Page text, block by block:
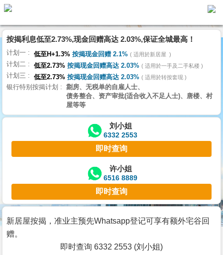
代
理
主
页
搵
楼/
交
业
主
宅
谷
按
按揭利息低至2.73%,现金回赠高达 2.03%,保证全城最高！
计划一 低至H+1.3% 按揭现金回赠 2.1% 适用於新居屋
计划二 低至2.73% 按揭现金回赠高达 2.03% 适用於一手及二手私楼
计划三 低至2.73% 按揭现金回赠高达 2.03% 适用於转按套现
银行特别按揭计划
劏房、无税单的自雇人士、
债务整合、资产审批(适合收入不足人士)、唐楼、村
屋等等
刘小姐
6332 2553
即时查询
许小姐
6516 8889
即时查询
新居屋按揭，准业主预先Whatsapp登记可享有额外宅谷回
赠。
即时查询 6332 2553 (刘小姐)